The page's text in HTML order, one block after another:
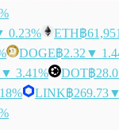
0.23% ETH฿
DOGE฿2.32 ▼
▼ 3.41% DOT฿
LINK฿269.73